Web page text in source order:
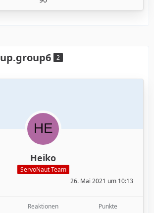
2
Heiko
ServoNaut Team
26. Mai 2021 um 10:13
Reaktionen Punkte